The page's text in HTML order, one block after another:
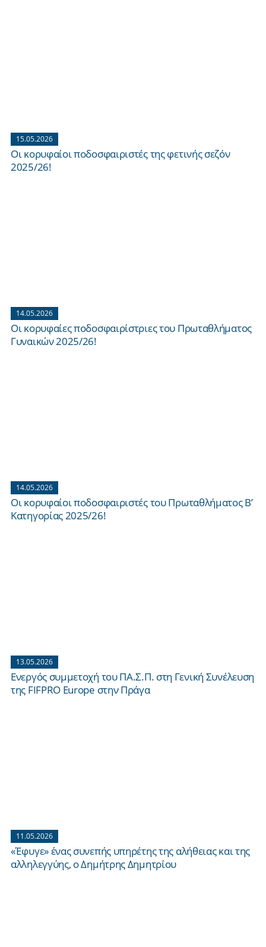
15.05.2026
Οι κορυφαίοι ποδοσφαιριστές της φετινής σεζόν
2025/26!
14.05.2026
Οι κορυφαίες ποδοσφαιρίστριες του Πρωταθλήματος
Γυναικών 2025/26!
14.05.2026
Οι κορυφαίοι ποδοσφαιριστές του Πρωταθλήματος Β’
Κατηγορίας 2025/26!
13.05.2026
Ενεργός συμμετοχή του ΠΑ.Σ.Π. στη Γενική Συνέλευση
της FIFPRO Europe στην Πράγα
11.05.2026
«Έφυγε» ένας συνεπής υπηρέτης της αλήθειας και της
αλληλεγγύης, ο Δημήτρης Δημητρίου